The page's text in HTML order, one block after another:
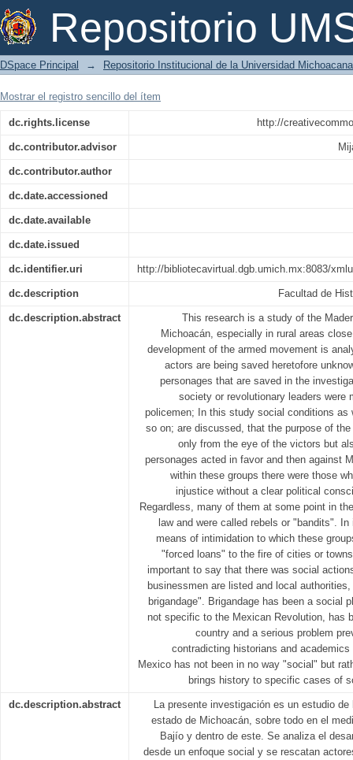
Repositorio
Bandidos y rebeldes durante la
DSpace Principal → Repositorio Institucional de la Universidad
Mostrar el registro sencillo del ítem
dc.rights.license http://
dc.contributor.advisor
dc.contributor.author
dc.date.accessioned
dc.date.available
dc.date.issued
dc.identifier.uri http://bibliotecavirtual.dgb.umich.mx:8083/
dc.description Facultad de
dc.description.abstract
This research is a study of the
Michoacán, especially in rural areas
development of the armed movement is
actors are being saved heretofore
personages that are saved in the
society or revolutionary leaders were
policemen; In this study social conditions as
so on; are discussed, that the purpose of
only from the eye of the victors but
personages acted in favor and then against
within these groups there were those
injustice without a clear political
Regardless, many of them at some point in
law and were called rebels or "bandits".
means of intimidation to which these
"forced loans" to the fire of cities or
important to say that there was social
businessmen are listed and local
brigandage". Brigandage has been a social
not specific to the Mexican Revolution, has
country and a serious problem
contradicting historians and
Mexico has not been in no way "social" but
brings history to specific cases of
dc.description.abstract
La presente investigación es un estudio
estado de Michoacán, sobre todo en el
Bajío y dentro de este. Se analiza el
desde un enfoque social y se rescatan